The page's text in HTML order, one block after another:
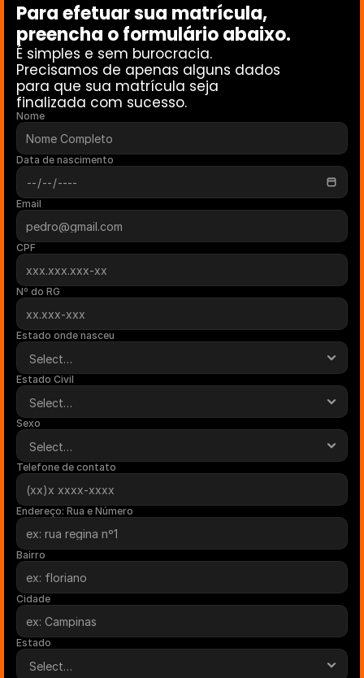
Para efetuar sua matrícula,
preencha o formulário abaixo.
É simples e sem burocracia.
Precisamos de apenas alguns dados
para que sua matrícula seja
finalizada com sucesso.
Nome
Data de nascimento
Email
CPF
Nº do RG
Estado onde nasceu
Estado Civil
Sexo
Telefone de contato
Endereço: Rua e Número
Bairro
Cidade
Estado